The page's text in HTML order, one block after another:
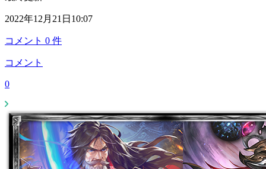
2022年12月21日10:07
コメント 0 件
コメント
0